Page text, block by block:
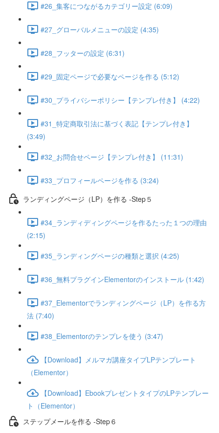
#26_集客につながるカテゴリー設定 (6:09)
#27_グローバルメニューの設定 (4:35)
#28_フッターの設定 (6:31)
#29_固定ページで必要なページを作る (5:12)
#30_プライバシーポリシー【テンプレ付き】 (4:22)
#31_特定商取引法に基づく表記【テンプレ付き】
(3:49)
#32_お問合せページ【テンプレ付き】 (11:31)
#33_プロフィールページを作る (3:24)
ランディングページ（LP）を作る -Step５
#34_ランディディングページを作るたった１つの理由
(2:15)
#35_ランディングページの種類と選択 (4:25)
#36_無料プラグインElementorのインストール (1:42)
#37_Elementorでランディングページ（LP）を作る方
法 (7:40)
#38_Elementorのテンプレを使う (3:47)
【Download】メルマガ講座タイプLPテンプレート
（Elementor）
【Download】EbookプレゼントタイプのLPテンプレー
ト（Elementor）
ステップメールを作る -Step６